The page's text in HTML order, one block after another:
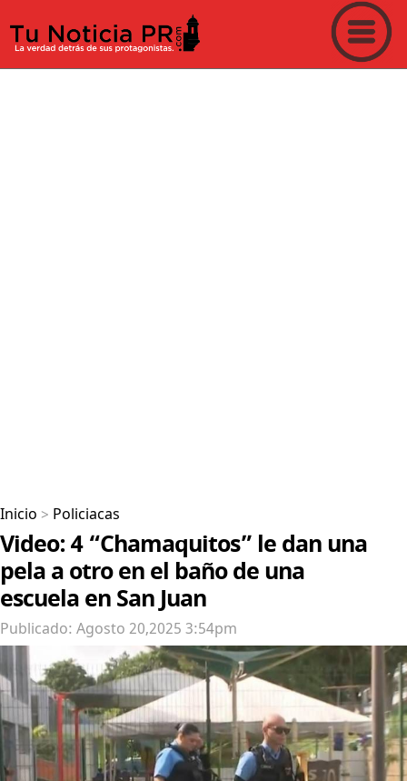
Inicio > Policiacas
Video: 4 “Chamaquitos” le dan una
pela a otro en el baño de una
escuela en San Juan
Publicado: Agosto 20,2025 3:54pm